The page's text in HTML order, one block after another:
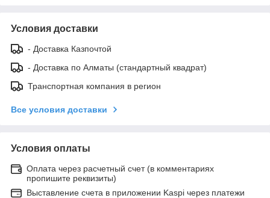
Условия доставки
- Доставка Казпочтой
- Доставка по Алматы (стандартный квадрат)
Транспортная компания в регион
Все условия доставки
Условия оплаты
Оплата через расчетный счет (в комментариях
пропишите реквизиты)
Выставление счета в приложении Kaspi через платежи